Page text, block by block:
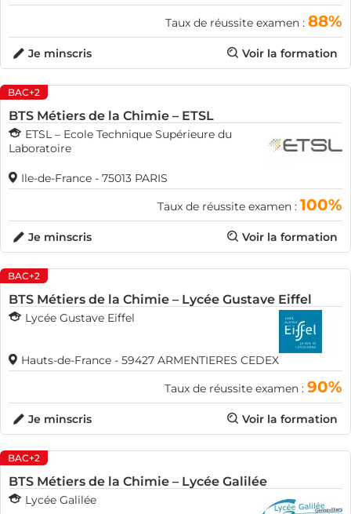
Taux de réussite examen : 88%
Voir la formation
Je minscris
BAC+2
BTS Métiers de la Chimie – ETSL
ETSL – Ecole Technique Supérieure du
Laboratoire
Ile-de-France - 75013 PARIS
Taux de réussite examen : 100%
Voir la formation
Je minscris
BAC+2
BTS Métiers de la Chimie – Lycée Gustave Eiffel
Lycée Gustave Eiffel
Hauts-de-France - 59427 ARMENTIERES CEDEX
Taux de réussite examen : 90%
Voir la formation
Je minscris
BAC+2
BTS Métiers de la Chimie – Lycée Galilée
Lycée Galilée